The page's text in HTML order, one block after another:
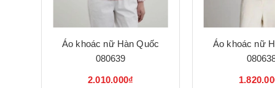
Áo khoác nữ Hàn Quốc
080639
2.010.000₫
Áo khoác nữ